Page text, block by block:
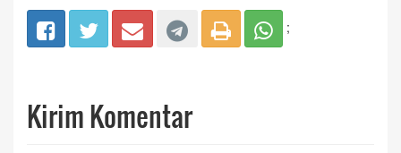
;
Kirim Komentar